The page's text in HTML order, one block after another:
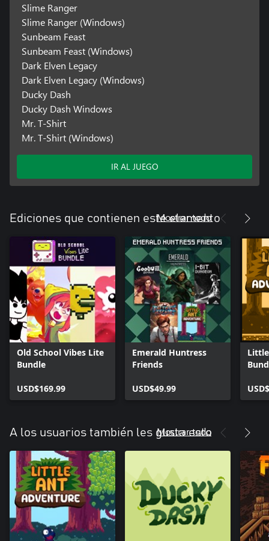
Slime Ranger
Slime Ranger (Windows)
Sunbeam Feast
Sunbeam Feast (Windows)
Dark Elven Legacy
Dark Elven Legacy (Windows)
Ducky Dash
Ducky Dash Windows
Mr. T-Shirt
Mr. T-Shirt (Windows)
IR AL JUEGO
Ediciones que contienen este elemento
Mostrar todo
Old School Vibes Lite
Bundle
USD$169.99
Emerald Huntress
Friends
USD$49.99
A los usuarios también les gusta esto
Mostrar todo